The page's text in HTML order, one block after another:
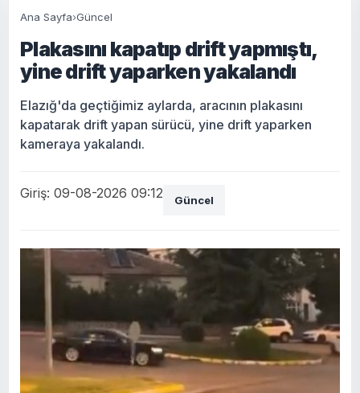
Ana Sayfa›Güncel
Plakasını kapatıp drift yapmıştı,
yine drift yaparken yakalandı
Elazığ'da geçtiğimiz aylarda, aracının plakasını
kapatarak drift yapan sürücü, yine drift yaparken
kameraya yakalandı.
Giriş: 09-08-2026 09:12 Güncel